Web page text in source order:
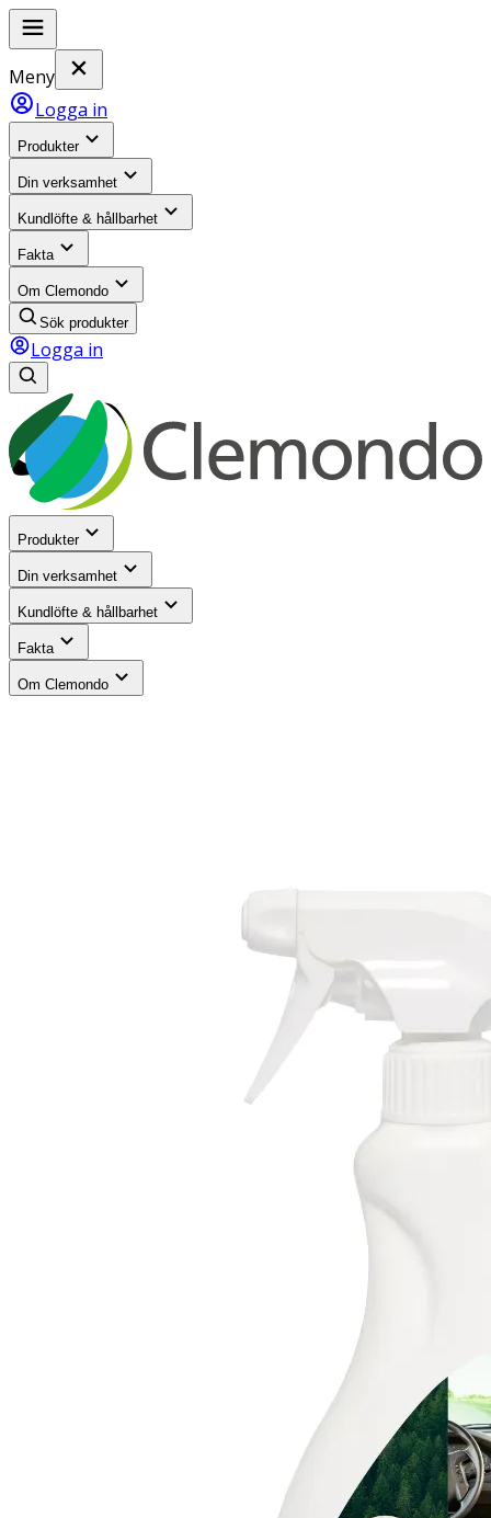
Meny
Logga in
Produkter
Din verksamhet
Kundlöfte & hållbarhet
Fakta
Om Clemondo
Sök produkter
Logga in
Produkter
Din verksamhet
Kundlöfte & hållbarhet
Fakta
Om Clemondo